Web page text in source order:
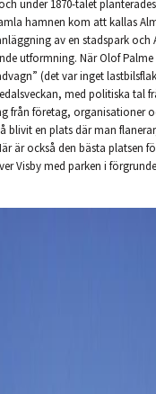
under 1870-talet
hamnen kom att kallas
av en stadspark och
utformning. När Olof
(det var inget
med politiska tal
från företag, organisationer
blivit en plats där man
är också den bästa platsen
Visby med parken i